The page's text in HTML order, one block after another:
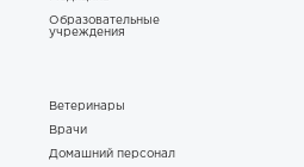
Образовательные
учреждения
Ветеринары
Врачи
Домашний персонал